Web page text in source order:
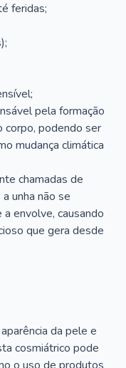
feridas;
pela formação
corpo, podendo ser
mudança climática
chamadas de
unha não se
envolve, causando
que gera desde
da pele e
cosmiátrico pode